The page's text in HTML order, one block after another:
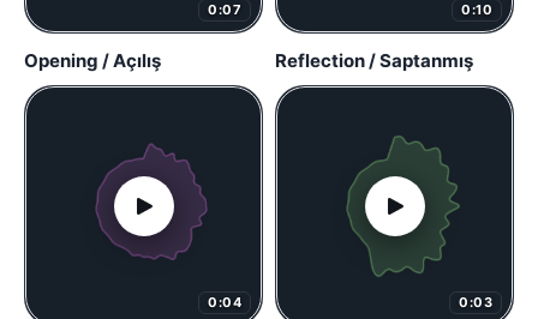
0:07
Opening / Açılış
0:10
Reflection / Saptanmış
0:04 0:03